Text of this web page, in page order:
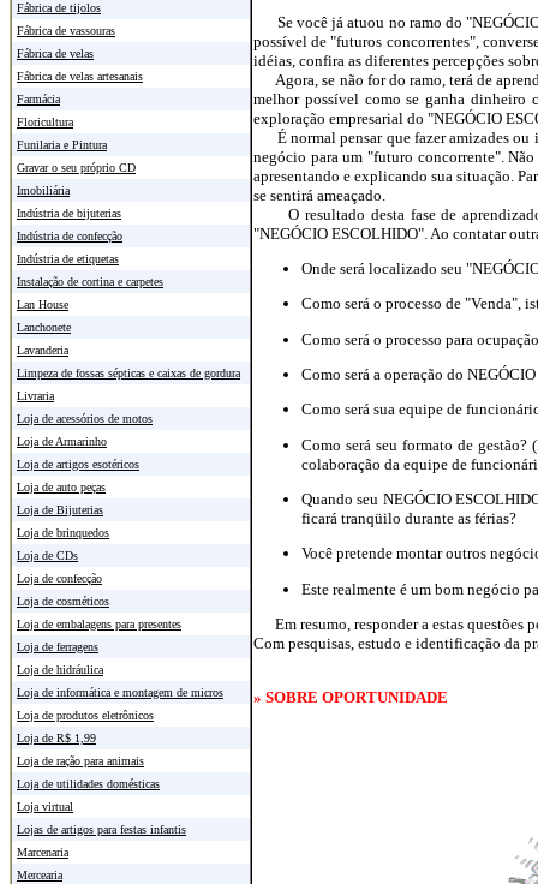
Fábrica de tijolos
Fábrica de vassouras
Fábrica de velas
Fábrica de velas artesanais
Farmácia
Floricultura
Funilaria e Pintura
Gravar o seu próprio CD
Imobiliária
Indústria de bijuterias
Indústria de confecção
Indústria de etiquetas
Instalação de cortina e carpetes
Lan House
Lanchonete
Lavanderia
Limpeza de fossas sépticas e caixas de gordura
Livraria
Loja de acessórios de motos
Loja de Armarinho
Loja de artigos esotéricos
Loja de auto peças
Loja de Bijuterias
Loja de brinquedos
Loja de CDs
Loja de confecção
Loja de cosméticos
Loja de embalagens para presentes
Loja de ferragens
Loja de hidráulica
Loja de informática e montagem de micros
Loja de produtos eletrônicos
Loja de R$ 1,99
Loja de ração para animais
Loja de utilidades domésticas
Loja virtual
Lojas de artigos para festas infantis
Marcenaria
Mercearia
Se você já atuou no ramo do
possível de "futuros concorrentes",
idéias, confira as diferentes percepções
Agora, se não for do ramo, terá de
melhor possível como se ganha dinheiro
exploração empresarial do "NEGÓCIO
É normal pensar que fazer amizades ou
negócio para um "futuro concorrente". Não
apresentando e explicando sua situação.
se sentirá ameaçado.
O resultado desta fase de aprendizado
"NEGÓCIO ESCOLHIDO". Ao contatar
Onde será localizado seu
Como será o processo de "Venda",
Como será o processo para
Como será a operação do
Como será sua equipe de
Como será seu formato de
colaboração da equipe de
Quando seu NEGÓCIO
ficará tranqüilo durante as férias?
Você pretende montar outros
Este realmente é um bom negócio
Em resumo, responder a estas questões
Com pesquisas, estudo e identificação da
» SOBRE OPORTUNIDADE